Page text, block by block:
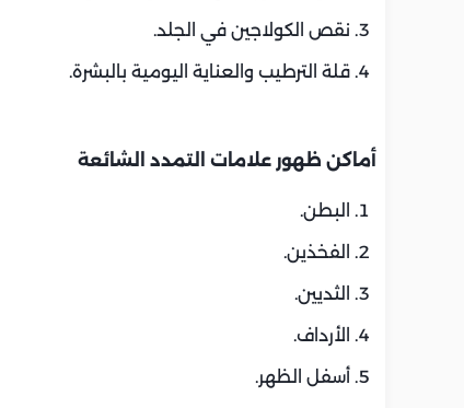
نقص الكولاجين في الجلد.
قلة الترطيب والعناية اليومية بالبشرة.
أماكن ظهور علامات التمدد الشائعة
البطن.
الفخذين.
الثديين.
الأرداف.
أسفل الظهر.